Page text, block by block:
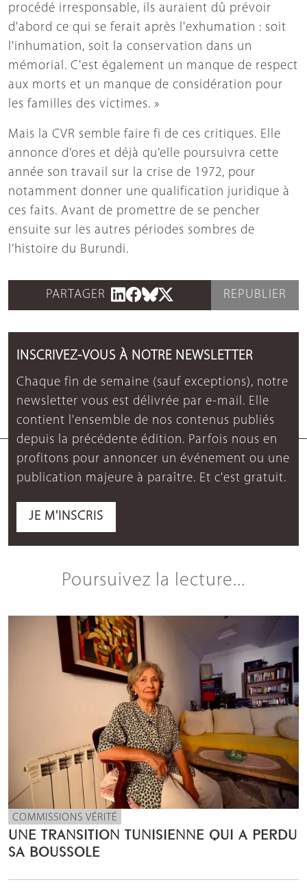
procédé irresponsable, ils auraient dû prévoir
d'abord ce qui se ferait après l'exhumation : soit
l'inhumation, soit la conservation dans un
mémorial. C'est également un manque de respect
aux morts et un manque de considération pour
les familles des victimes. »
Mais la CVR semble faire fi de ces critiques. Elle
annonce d’ores et déjà qu’elle poursuivra cette
année son travail sur la crise de 1972, pour
notamment donner une qualification juridique à
ces faits. Avant de promettre de se pencher
ensuite sur les autres périodes sombres de
l’histoire du Burundi.
PARTAGER REPUBLIER
INSCRIVEZ-VOUS À NOTRE NEWSLETTER
Chaque fin de semaine (sauf exceptions), notre
newsletter vous est délivrée par e-mail. Elle
contient l'ensemble de nos contenus publiés
depuis la précédente édition. Parfois nous en
profitons pour annoncer un événement ou une
publication majeure à paraître. Et c'est gratuit.
JE M'INSCRIS
Poursuivez la lecture...
COMMISSIONS VÉRITÉ
UNE TRANSITION TUNISIENNE QUI A PERDU
SA BOUSSOLE